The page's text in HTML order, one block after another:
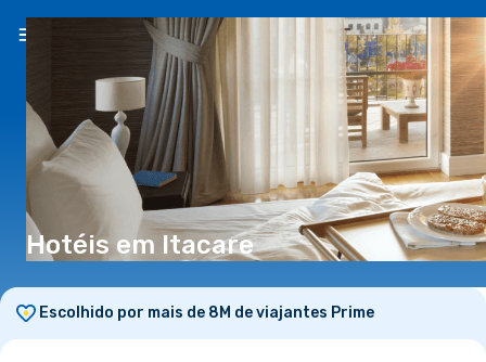
PT(€)
Hotéis em Itacare
Escolhido por mais de 8M de viajantes Prime